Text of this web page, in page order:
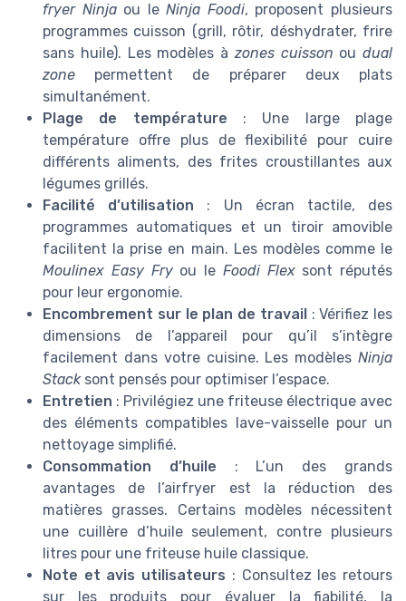
fryer Ninjaou leNinja Foodi, proposent plusieurs
programmes cuisson (grill, rôtir, déshydrater, frire
sans huile). Les modèles àzones cuisson ou dual
zone permettent de préparer deux plats
simultanément.
Plage de température : Une large plage
température offre plus de flexibilité pour cuire
différents aliments, des frites croustillantes aux
légumes grillés.
Facilité d’utilisation : Un écran tactile, des
programmes automatiques et un tiroir amovible
facilitent la prise en main. Les modèles comme le
Moulinex Easy Fryou le Foodi Flexsont réputés
pour leur ergonomie.
Encombrement sur le plan de travail : Vérifiez les
dimensions de l’appareil pour qu’il s’intègre
facilement dans votre cuisine. Les modèles Ninja
Stacksont pensés pour optimiser l’espace.
Entretien : Privilégiez une friteuse électrique avec
des éléments compatibles lave-vaisselle pour un
nettoyage simplifié.
Consommation d’huile : L’un des grands
avantages de l’airfryer est la réduction des
matières grasses. Certains modèles nécessitent
une cuillère d’huile seulement, contre plusieurs
litres pour une friteuse huile classique.
Note et avis utilisateurs : Consultez les retours
sur les produits pour évaluer la fiabilité, la